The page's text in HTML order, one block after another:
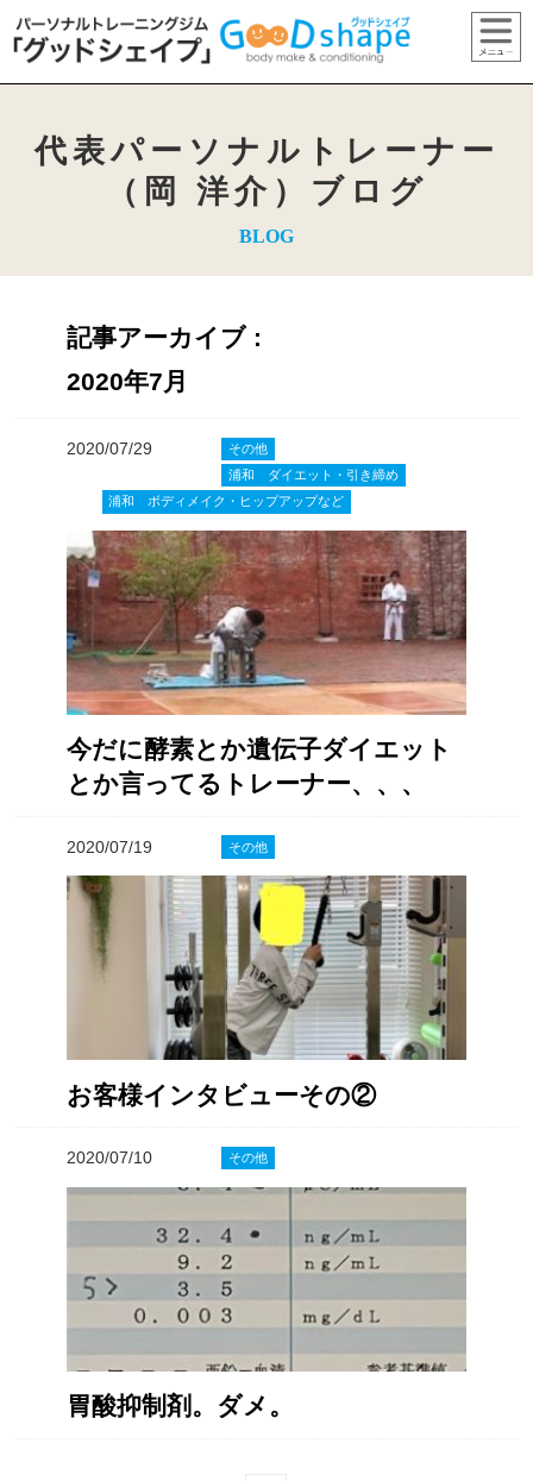
代表パーソナルトレーナー
（岡 洋介）ブログ
BLOG
記事アーカイブ :
2020年7月
2020/07/29
その他
浦和 ダイエット・引き締め
浦和 ボディメイク・ヒップアップなど
今だに酵素とか遺伝子ダイエット
とか言ってるトレーナー、、、
2020/07/19 その他
お客様インタビューその②
2020/07/10 その他
胃酸抑制剤。ダメ。